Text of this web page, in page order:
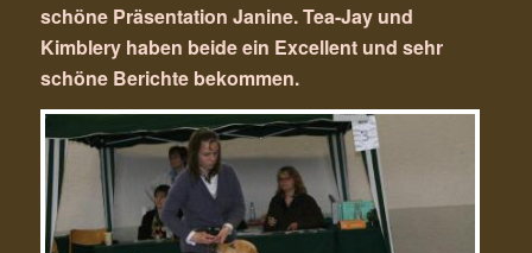
schöne Präsentation Janine. Tea-Jay und
Kimblery haben beide ein Excellent und sehr
schöne Berichte bekommen.